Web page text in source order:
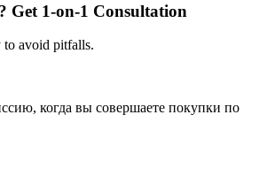
Get 1-on-1 Consultation
avoid pitfalls.
когда вы совершаете покупки по